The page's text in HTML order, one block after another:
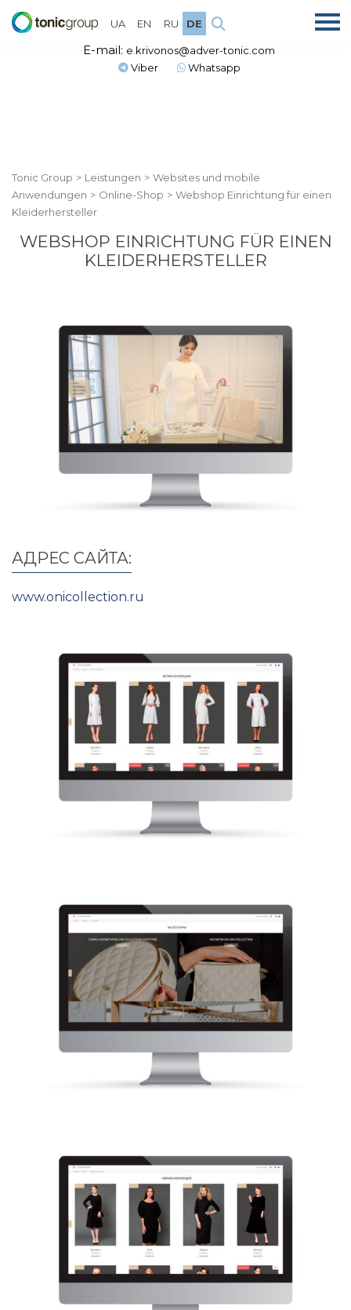
UA EN RU DE
E-mail: e.krivonos@adver-tonic.com
Viber
Whatsapp
Tonic Group > Leistungen > Websites und mobile
Anwendungen > Online-Shop > Webshop Einrichtung für einen
Kleiderhersteller
WEBSHOP EINRICHTUNG FÜR EINEN
KLEIDERHERSTELLER
АДРЕС САЙТА:
www.onicollection.ru